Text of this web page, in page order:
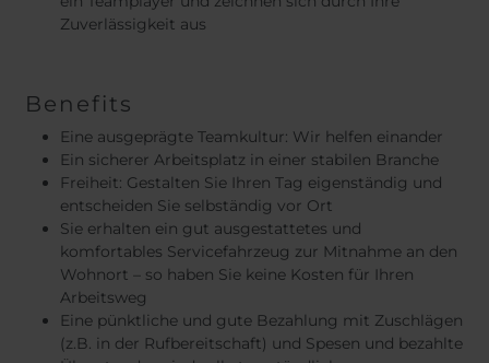
Zuverlässigkeit aus
Benefits
Eine ausgeprägte Teamkultur: Wir helfen einander
Ein sicherer Arbeitsplatz in einer stabilen Branche
Freiheit: Gestalten Sie Ihren Tag eigenständig und
entscheiden Sie selbständig vor Ort
Sie erhalten ein gut ausgestattetes und
komfortables Servicefahrzeug zur Mitnahme an den
Wohnort – so haben Sie keine Kosten für Ihren
Arbeitsweg
Eine pünktliche und gute Bezahlung mit Zuschlägen
(z.B. in der Rufbereitschaft) und Spesen und bezahlte